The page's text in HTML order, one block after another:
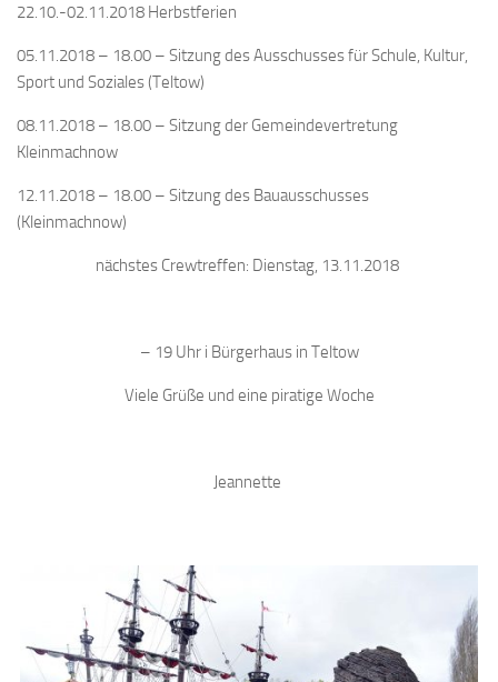
22.10.-02.11.2018 Herbstferien
05.11.2018 – 18.00 – Sitzung des Ausschusses für Schule, Kultur,
Sport und Soziales (Teltow)
08.11.2018 – 18.00 – Sitzung der Gemeindevertretung
Kleinmachnow
12.11.2018 – 18.00 – Sitzung des Bauausschusses
(Kleinmachnow)
nächstes Crewtreffen: Dienstag, 13.11.2018
– 19 Uhr i Bürgerhaus in Teltow
Viele Grüße und eine piratige Woche
Jeannette